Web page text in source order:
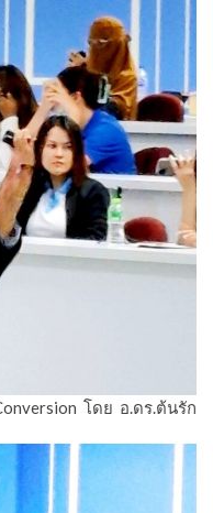
โดย อ.ดร.ต้นรัก